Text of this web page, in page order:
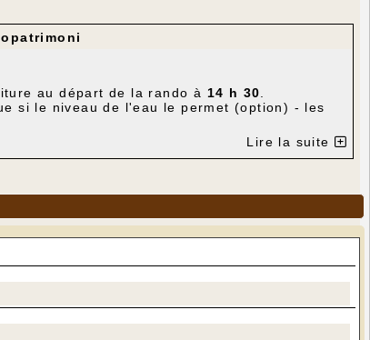
au départ de la rando à 14 h 30
si le niveau de l'eau le permet (option) - les
Lire la suite